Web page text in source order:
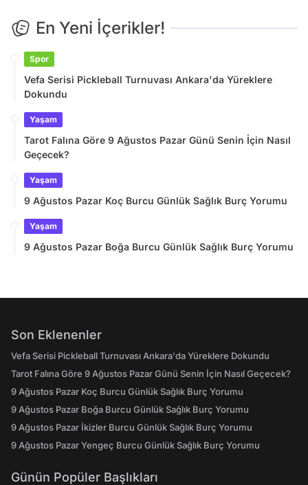
En Yeni İçerikler!
Spor
Vefa Serisi Pickleball Turnuvası Ankara'da Yüreklere
Dokundu
Yaşam
Tarot Falına Göre 9 Ağustos Pazar Günü Senin İçin Nasıl
Geçecek?
Yaşam
9 Ağustos Pazar Koç Burcu Günlük Sağlık Burç Yorumu
Yaşam
9 Ağustos Pazar Boğa Burcu Günlük Sağlık Burç Yorumu
Son Eklenenler
Vefa Serisi Pickleball Turnuvası Ankara'da Yüreklere Dokundu
Tarot Falına Göre 9 Ağustos Pazar Günü Senin İçin Nasıl Geçecek?
9 Ağustos Pazar Koç Burcu Günlük Sağlık Burç Yorumu
9 Ağustos Pazar Boğa Burcu Günlük Sağlık Burç Yorumu
9 Ağustos Pazar İkizler Burcu Günlük Sağlık Burç Yorumu
9 Ağustos Pazar Yengeç Burcu Günlük Sağlık Burç Yorumu
Günün Popüler Başlıkları